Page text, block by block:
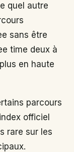
quel autre
sans être
time deux à
en haute
parcours
officiel
rare sur les